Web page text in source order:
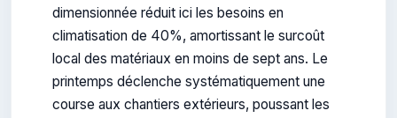
dimensionnée réduit ici les besoins en
climatisation de 40%, amortissant le surcoût
local des matériaux en moins de sept ans. Le
printemps déclenche systématiquement une
course aux chantiers extérieurs, poussant les